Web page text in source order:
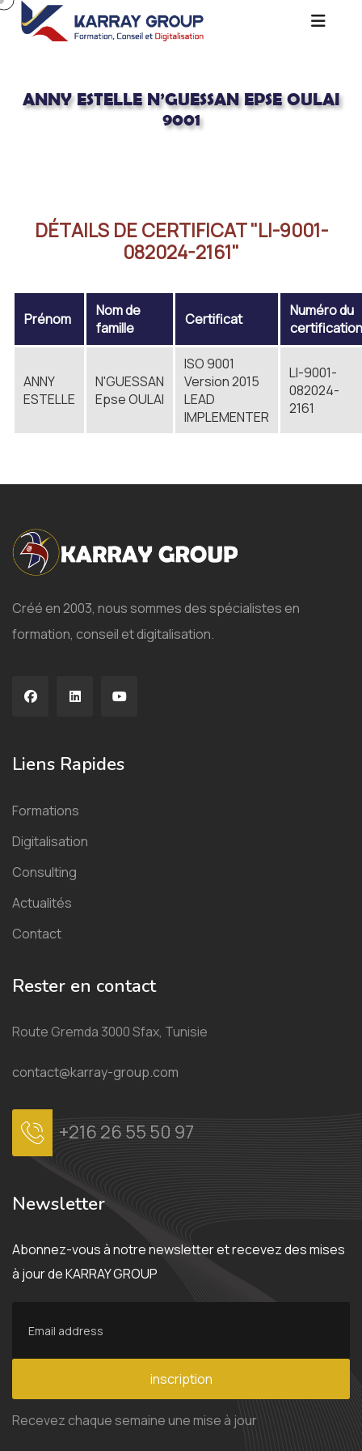
ANNY ESTELLE N’GUESSAN EPSE OULAI
9001
DÉTAILS DE CERTIFICAT "LI-9001-
082024-2161"
Prénom
Nom de
famille
Certificat
Numéro du
certification
ANNY
ESTELLE
N'GUESSAN
Epse OULAI
ISO 9001
Version 2015
LEAD
IMPLEMENTER
LI-9001-
082024-
2161
Créé en 2003, nous sommes des spécialistes en
formation, conseil et digitalisation.
Liens Rapides
Formations
Digitalisation
Consulting
Actualités
Contact
Rester en contact
Route Gremda 3000 Sfax, Tunisie
contact@karray-group.com
+216 26 55 50 97
Newsletter
Abonnez-vous à notre newsletter et recevez des mises
à jour de KARRAY GROUP
inscription
Recevez chaque semaine une mise à jour